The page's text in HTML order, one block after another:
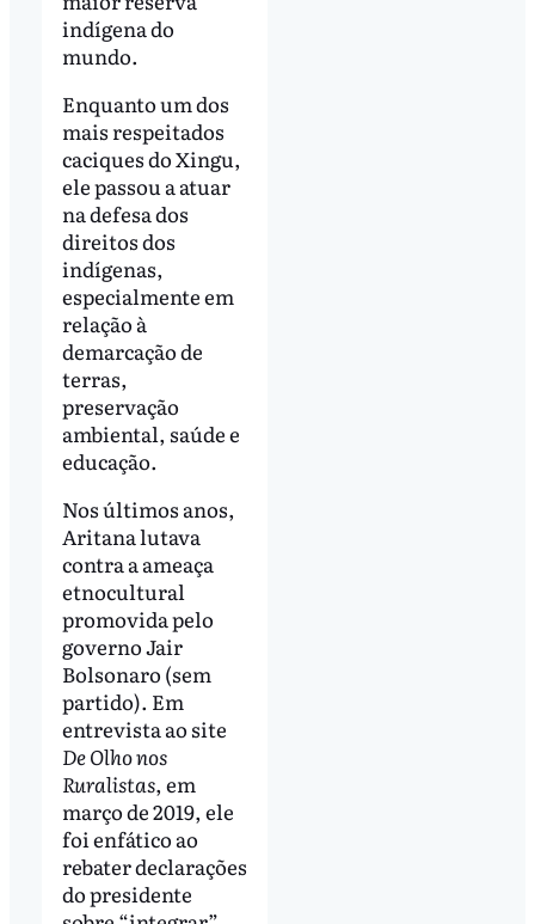
indígena do
mundo.
Enquanto um dos
mais respeitados
caciques do Xingu,
ele passou a atuar
na defesa dos
direitos dos
indígenas,
especialmente em
relação à
demarcação de
terras,
preservação
ambiental, saúde e
educação.
Nos últimos anos,
Aritana lutava
contra a ameaça
etnocultural
promovida pelo
governo Jair
Bolsonaro (sem
partido). Em
entrevista ao site
De Olho nos
Ruralistas, em
março de 2019, ele
foi enfático ao
rebater declarações
do presidente